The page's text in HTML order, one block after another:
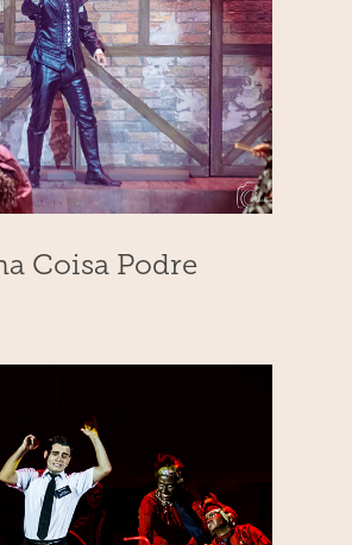
Coisa Podre